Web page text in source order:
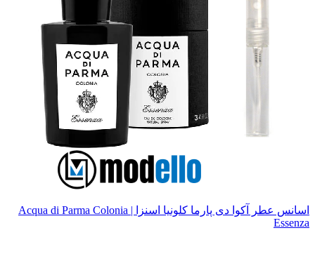
اسانس عطر آکوا دی پارما کلونیا اسنزا | Acqua di Parma Colonia
Essenza